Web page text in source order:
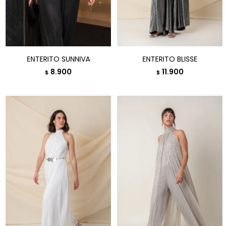
ENTERITO SUNNIVA
$ 8.900
ENTERITO BLISSE
$ 11.900